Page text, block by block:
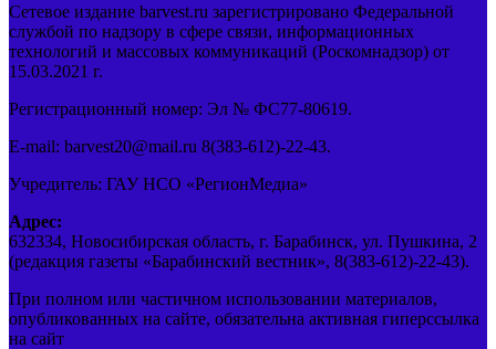
Сетевое издание barvest.ru зарегистрировано Федеральной
службой по надзору в сфере связи, информационных
технологий и массовых коммуникаций (Роскомнадзор) от
15.03.2021 г.
Регистрационный номер: Эл № ФС77-80619.
E-mail: barvest20@mail.ru 8(383-612)-22-43.
Учредитель: ГАУ НСО «РегионМедиа»
Адрес:
632334, Новосибирская область, г. Барабинск, ул. Пушкина, 2
(редакция газеты «Барабинский вестник», 8(383-612)-22-43).
При полном или частичном использовании материалов,
опубликованных на сайте, обязательна активная гиперссылка
на сайт